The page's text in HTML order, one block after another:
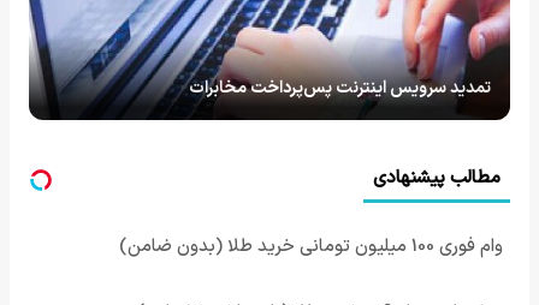
تمدید سرویس اینترنت پس‌پرداخت مخابرات
مطالب پیشنهادی
وام فوری 100 میلیون تومانی خرید طلا (بدون ضامن)